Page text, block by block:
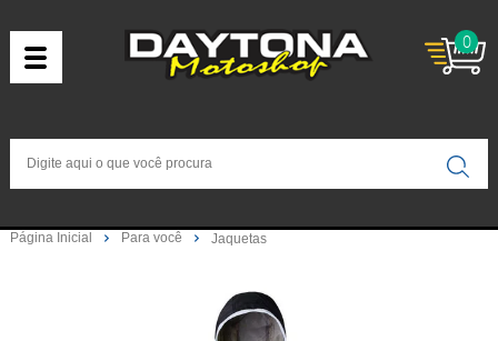
0
Página Inicial Para você Jaquetas